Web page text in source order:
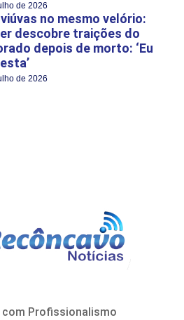
de 2026
no mesmo velório:
descobre traições do
depois de morto: ‘Eu
de 2026
Profissionalismo